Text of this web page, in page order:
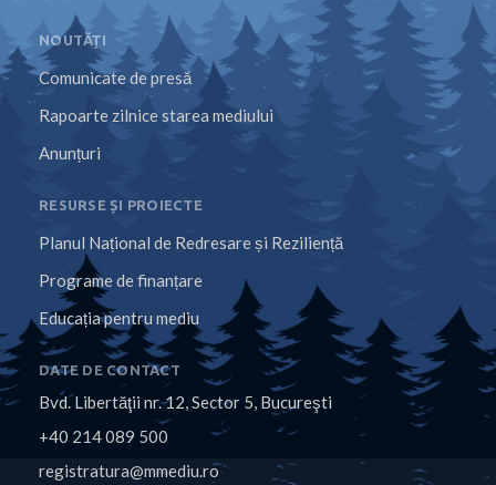
NOUTĂȚI
Comunicate de presă
Rapoarte zilnice starea mediului
Anunțuri
RESURSE ȘI PROIECTE
Planul Național de Redresare și Reziliență
Programe de finanțare
Educația pentru mediu
DATE DE CONTACT
Bvd. Libertăţii nr. 12, Sector 5, Bucureşti
+40 214 089 500
registratura@mmediu.ro